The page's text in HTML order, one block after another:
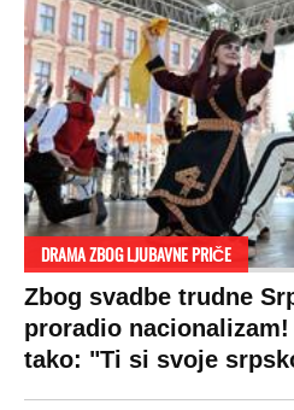
DRAMA ZBOG LJUBAVNE PRIČE
Zbog svadbe trudne
proradio
tako: "Ti si svoje